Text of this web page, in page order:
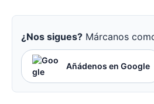
¿Nos sigues? Márcanos
Añádenos en Google